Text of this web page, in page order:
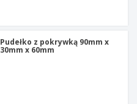
Pudełko z pokrywką 90mm x
30mm x 60mm